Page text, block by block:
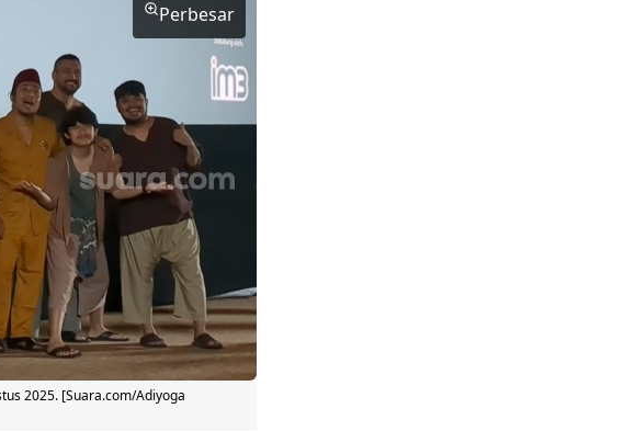
Perbesar
2025. [Suara.com/Adiyoga